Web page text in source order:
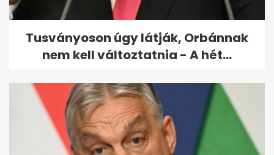
Tusványoson úgy látják, Orbánnak
nem kell változtatnia - A hét...